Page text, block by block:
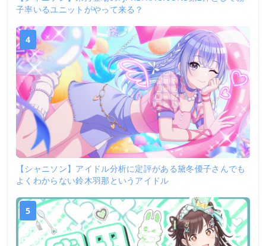
子率いるユニットがやって来る？
4
【シャニソン】アイドル分析に定評がある黛冬優子さんでも
よくわからない鈴木羽那というアイドル
5